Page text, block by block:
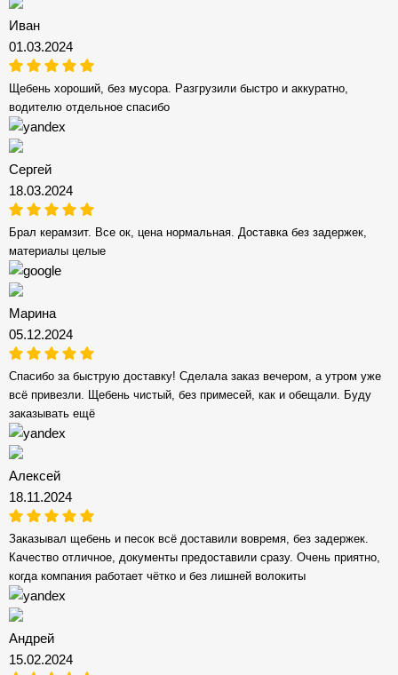
Иван
01.03.2024
Щебень хороший, без мусора. Разгрузили быстро и аккуратно,
водителю отдельное спасибо
Сергей
18.03.2024
Брал керамзит. Все ок, цена нормальная. Доставка без задержек,
материалы целые
Марина
05.12.2024
Спасибо за быструю доставку! Сделала заказ вечером, а утром уже
всё привезли. Щебень чистый, без примесей, как и обещали. Буду
заказывать ещё
Алексей
18.11.2024
Заказывал щебень и песок всё доставили вовремя, без задержек.
Качество отличное, документы предоставили сразу. Очень приятно,
когда компания работает чётко и без лишней волокиты
Андрей
15.02.2024